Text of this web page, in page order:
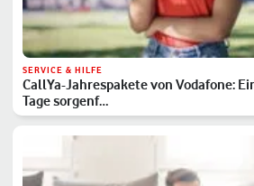
SERVICE & HILFE
CallYa-Jahrespakete von Vodafone:
Tage sorgenf…